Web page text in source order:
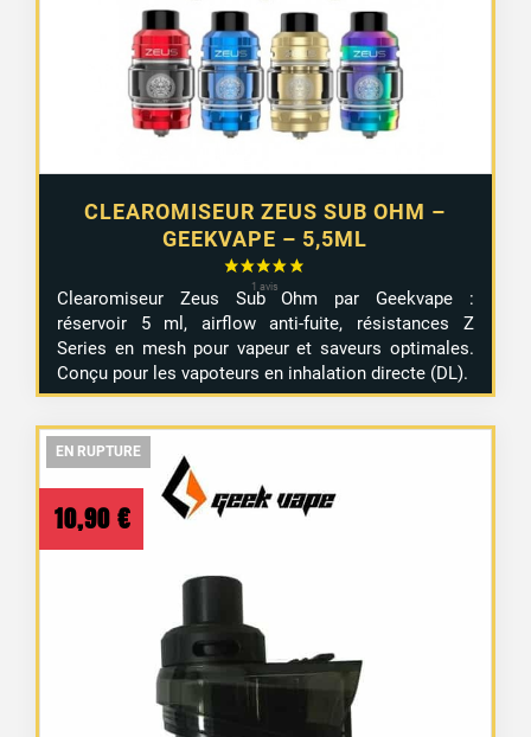
CLEAROMISEUR ZEUS SUB OHM –
GEEKVAPE – 5,5ML
27,90 €
Clearomiseur Zeus Sub Ohm par Geekvape :
réservoir 5 ml, airflow anti-fuite, résistances Z
Series en mesh pour vapeur et saveurs optimales.
Conçu pour les vapoteurs en inhalation directe (DL).
EN RUPTURE
EN RUPTURE
10,90 €
EN RUPTURE